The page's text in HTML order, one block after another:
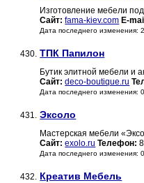
Изготовление мебели
Сайт: fama-kiev.com E-
Дата последнего изменения:
430. ТПК Папилон
Бутик элитной мебели и
Сайт: deco-boutique.ru
Дата последнего изменения:
431. Эксоло
Мастерская мебели
Сайт: exolo.ru Телефон:
Дата последнего изменения:
432. Креатив Мебель